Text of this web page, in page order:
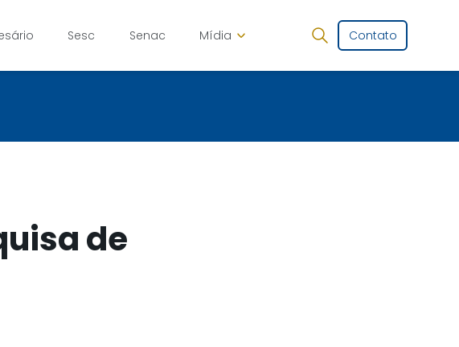
Sesc Senac Mídia Contato
de